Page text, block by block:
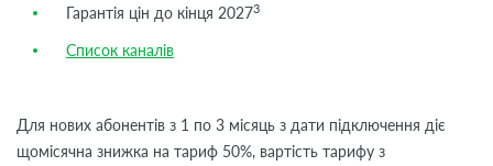
Гарантія цін до кінця 20273
Список каналів
Для нових абонентів з 1 по 3 місяць з дати підключення діє
щомісячна знижка на тариф 50%, вартість тарифу з